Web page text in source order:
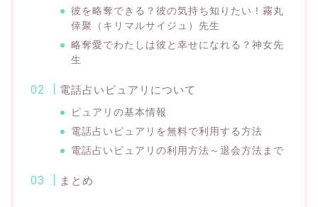
彼を略奪できる？彼の気持ち知りたい！霧丸
倖聚（キリマルサイジュ）先生
略奪愛でわたしは彼と幸せになれる？神女先
生
電話占いピュアリについて
ピュアリの基本情報
電話占いピュアリを無料で利用する方法
電話占いピュアリの利用方法～退会方法まで
まとめ